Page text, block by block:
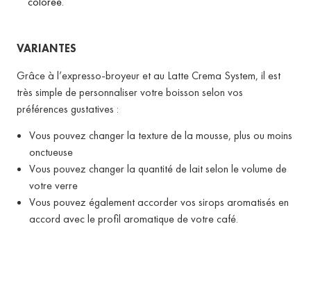
VARIANTES
Grâce à l’expresso-broyeur et au Latte Crema System, il est
très simple de personnaliser votre boisson selon vos
préférences gustatives :
Vous pouvez changer la texture de la mousse, plus ou moins
onctueuse
Vous pouvez changer la quantité de lait selon le volume de
votre verre
Vous pouvez également accorder vos sirops aromatisés en
accord avec le profil aromatique de votre café.